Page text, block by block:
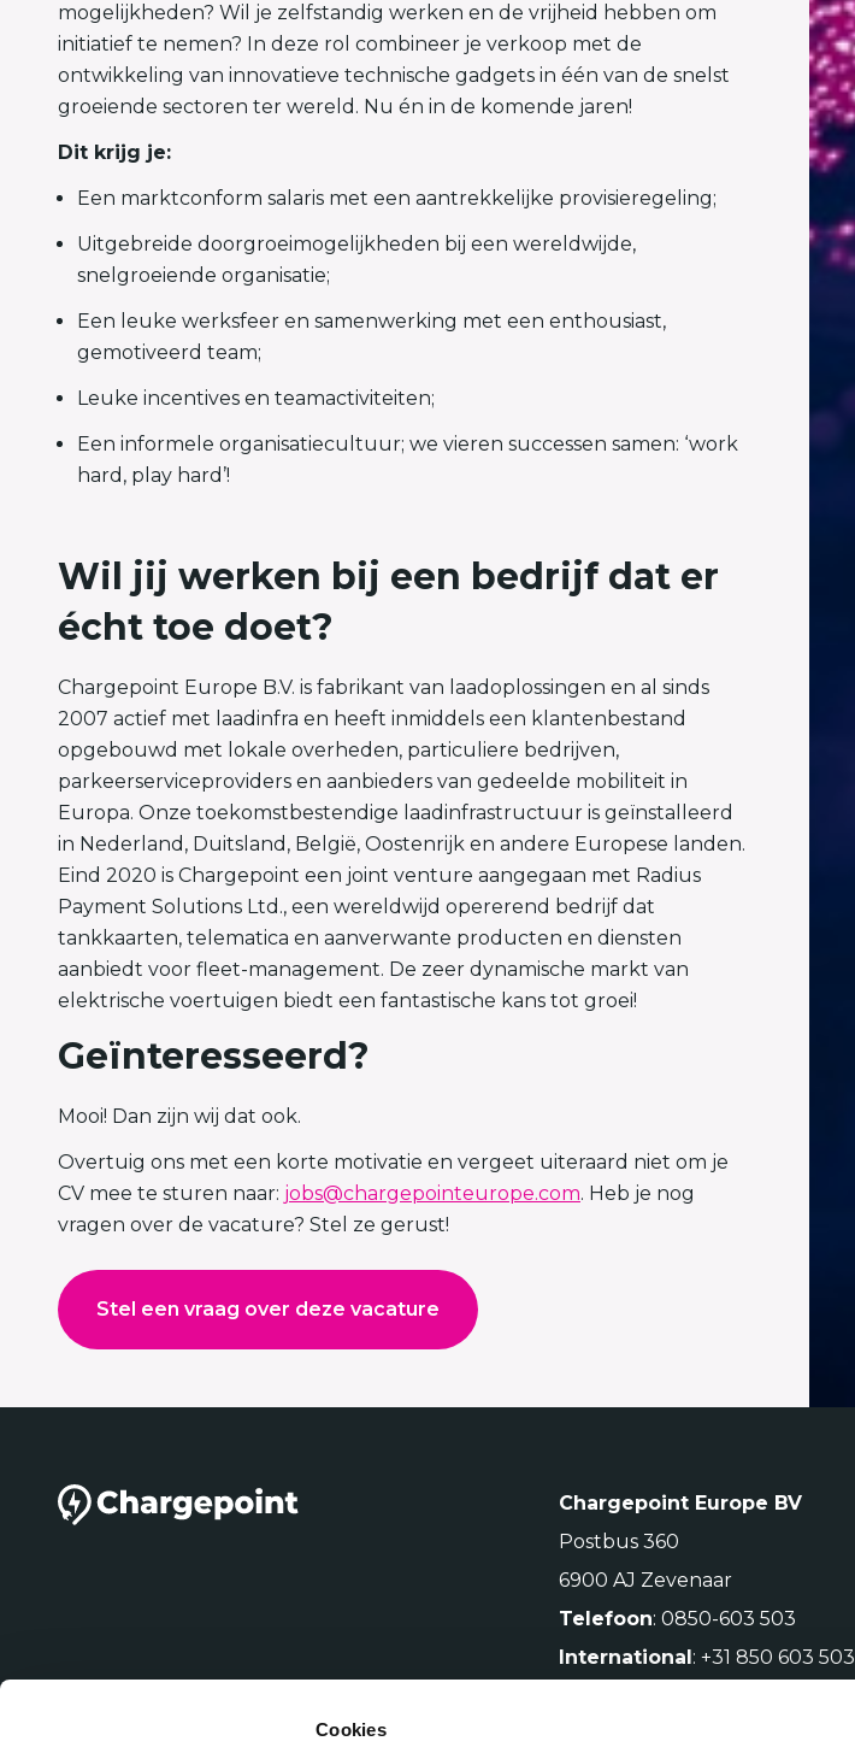
Cookies
mogelijkheden? Wil je zelfstandig werken en de vrijheid hebben om
initiatief te nemen? In deze rol combineer je verkoop met de
ontwikkeling van innovatieve technische gadgets in één van de snelst
groeiende sectoren ter wereld. Nu én in de komende jaren!
Dit krijg je:
Een marktconform salaris met een aantrekkelijke provisieregeling;
Uitgebreide doorgroeimogelijkheden bij een wereldwijde,
snelgroeiende organisatie;
Een leuke werksfeer en samenwerking met een enthousiast,
gemotiveerd team;
Leuke incentives en teamactiviteiten;
Een informele organisatiecultuur; we vieren successen samen: ‘work
hard, play hard’!
Wil jij werken bij een bedrijf dat er
écht toe doet?
Chargepoint Europe B.V. is fabrikant van laadoplossingen en al sinds
2007 actief met laadinfra en heeft inmiddels een klantenbestand
opgebouwd met lokale overheden, particuliere bedrijven,
parkeerserviceproviders en aanbieders van gedeelde mobiliteit in
Europa. Onze toekomstbestendige laadinfrastructuur is geïnstalleerd
in Nederland, Duitsland, België, Oostenrijk en andere Europese landen.
Eind 2020 is Chargepoint een joint venture aangegaan met Radius
Payment Solutions Ltd., een wereldwijd opererend bedrijf dat
tankkaarten, telematica en aanverwante producten en diensten
aanbiedt voor fleet-management. De zeer dynamische markt van
elektrische voertuigen biedt een fantastische kans tot groei!
Geïnteresseerd?
Mooi! Dan zijn wij dat ook.
Overtuig ons met een korte motivatie en vergeet uiteraard niet om je
CV mee te sturen naar: jobs@chargepointeurope.com. Heb je nog
vragen over de vacature? Stel ze gerust!
Stel een vraag over deze vacature
Chargepoint Europe BV
Postbus 360
6900 AJ Zevenaar
Telefoon: 0850-603 503
International: +31 850 603 503